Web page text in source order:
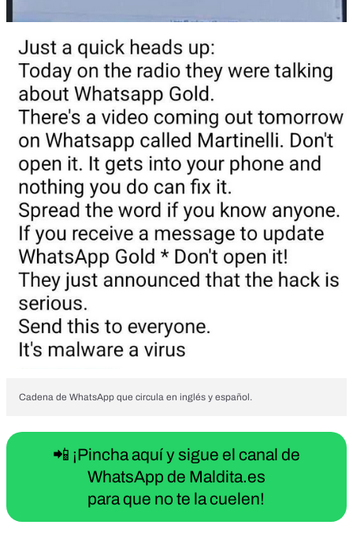
Cadena de WhatsApp que circula en inglés y español.
📲 ¡Pincha aquí y sigue el canal de
WhatsApp de Maldita.es
para que no te la cuelen!